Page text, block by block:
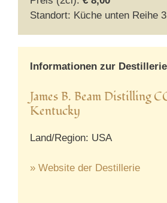
Standort: Küche unten Reihe 3
Informationen zur
James B. Beam Distilling
Kentucky
Land/Region: USA
» Website der Destillerie